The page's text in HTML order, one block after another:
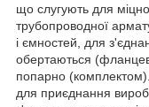
що слугують для
трубопроводної
і ємностей, для
обертаються
попарно
для приєднання